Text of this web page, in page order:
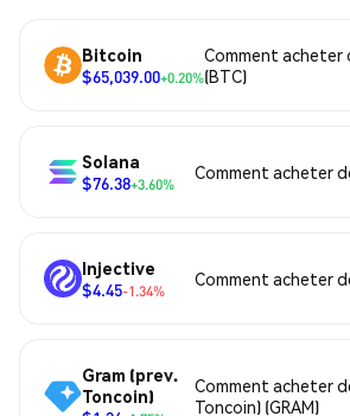
Bitcoin
$65,039.00+0.20%
Comment acheter
(BTC)
Solana
$76.38+3.60%
Comment acheter
Injective
$4.45-1.34%
Comment acheter
Gram (prev.
Toncoin)
Comment acheter
Toncoin) (GRAM)